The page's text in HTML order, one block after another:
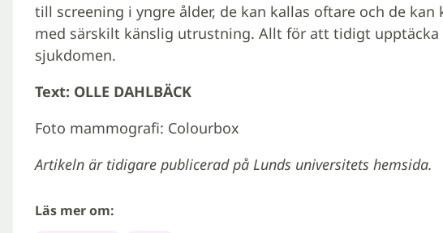
till screening i yngre ålder, de kan kallas oftare och de
med särskilt känslig utrustning. Allt för att tidigt upptäcka
sjukdomen.
Text: OLLE DAHLBÄCK
Foto mammografi: Colourbox
Artikeln är tidigare publicerad på Lunds universitets hemsida.
Läs mer om: